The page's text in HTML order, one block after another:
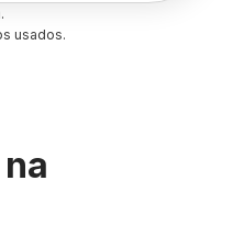
usados.
na